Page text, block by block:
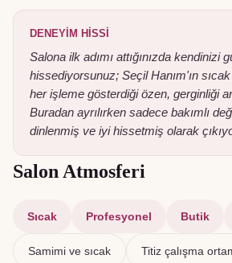
DENEYIM HISSI
Salona ilk adımı attığınızda kendinizi
hissediyorsunuz; Seçil Hanım'ın
her işleme gösterdiği özen, gerginliği
Buradan ayrılırken sadece bakımlı
dinlenmiş ve iyi hissetmiş olarak
Salon Atmosferi
Sıcak Profesyonel Butik
Samimi ve sıcak Titiz çalışma